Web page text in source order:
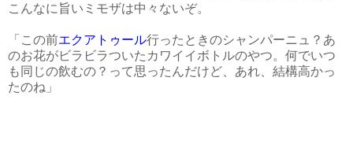
こんなに旨いミモザは中々ないぞ。
「この前エクアトゥール行ったときのシャンパーニュ？あ
のお花がビラビラついたカワイイボトルのやつ。何でいつ
も同じの飲むの？って思ったんだけど、あれ、結構高かっ
たのね」